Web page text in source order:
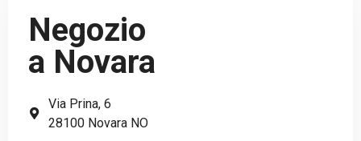
Negozio
a Novara
Via Prina, 6
28100 Novara NO